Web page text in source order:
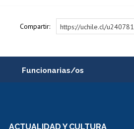
Compartir: https://uchile.cl/u240781
Funcionarias/os
ACTUALIDAD Y CULTURA